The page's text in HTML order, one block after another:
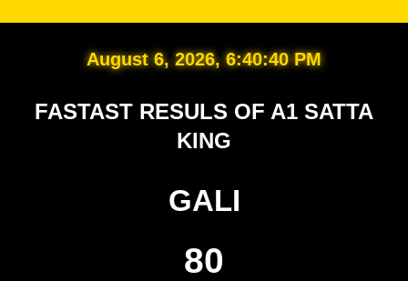
August 6, 2026, 6:40:41 PM
FASTAST RESULS OF A1 SATTA
KING
GALI
80